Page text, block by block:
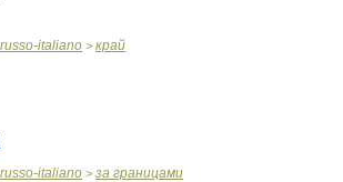
italiano > край
italiano > за границами